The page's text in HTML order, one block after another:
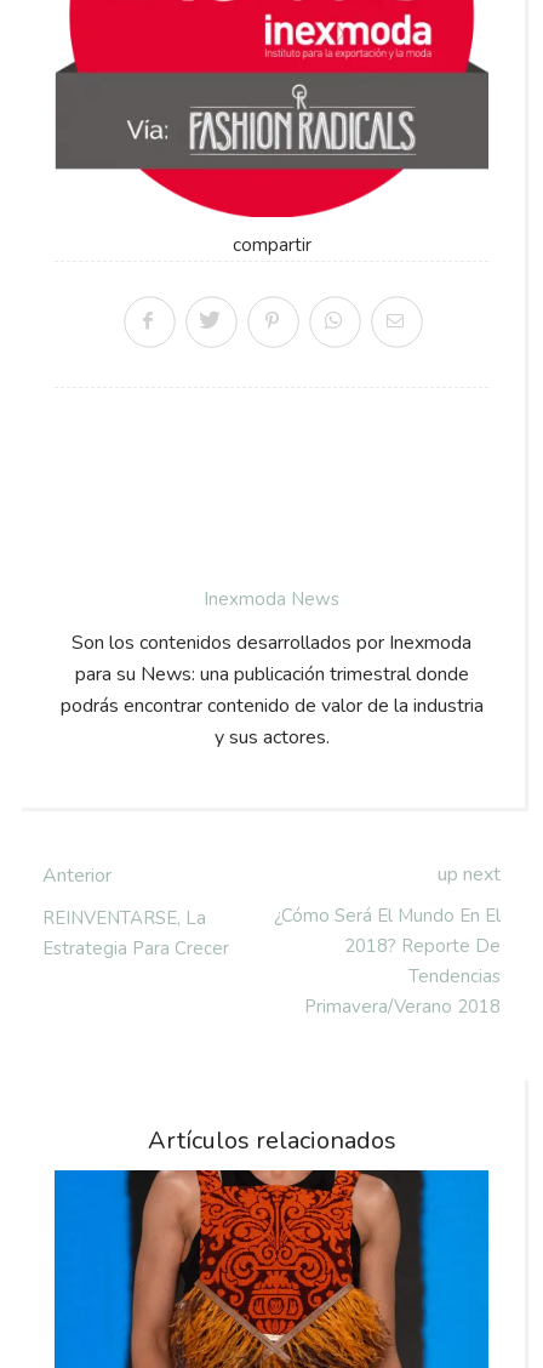
compartir
Inexmoda News
Son los contenidos desarrollados por Inexmoda
para su News: una publicación trimestral donde
podrás encontrar contenido de valor de la industria
y sus actores.
Anterior
REINVENTARSE, La
Estrategia Para Crecer
up next
¿Cómo Será El Mundo En El
2018? Reporte De
Tendencias
Primavera/Verano 2018
Artículos relacionados